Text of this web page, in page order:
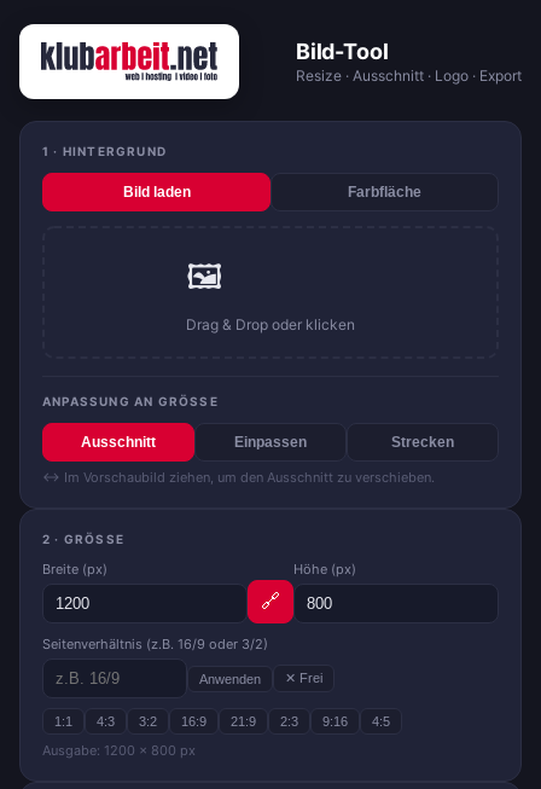
Bild-Tool
Resize · Ausschnitt · Logo · Export
1 · HINTERGRUND
Bild laden Farbfläche
🖼️
Drag & Drop oder klicken
ANPASSUNG AN GRÖSSE
Ausschnitt Einpassen Strecken
↔ Im Vorschaubild ziehen, um den Ausschnitt zu verschieben.
2 · GRÖSSE
Breite (px)
🔗
Höhe (px)
Seitenverhältnis (z.B. 16/9 oder 3/2)
Anwenden ✕ Frei
1:1 4:3 3:2 16:9 21:9 2:3 9:16 4:5
Ausgabe: 1200 × 800 px